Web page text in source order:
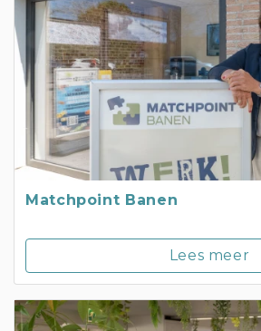
Matchpoint Banen
Lees meer